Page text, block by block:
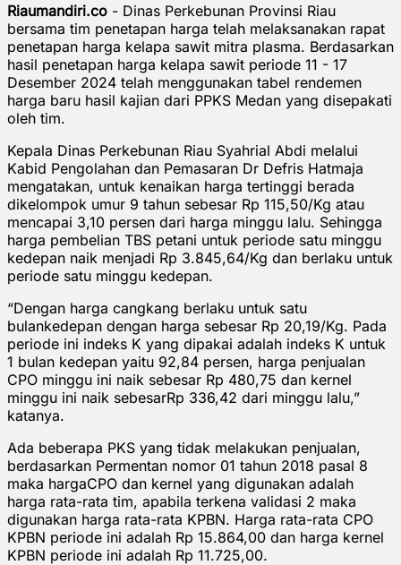
Riaumandiri.co - Dinas Perkebunan Provinsi Riau
bersama tim penetapan harga telah melaksanakan rapat
penetapan harga kelapa sawit mitra plasma. Berdasarkan
hasil penetapan harga kelapa sawit periode 11 - 17
Desember 2024 telah menggunakan tabel rendemen
harga baru hasil kajian dari PPKS Medan yang disepakati
oleh tim.
Kepala Dinas Perkebunan Riau Syahrial Abdi melalui
Kabid Pengolahan dan Pemasaran Dr Defris Hatmaja
mengatakan, untuk kenaikan harga tertinggi berada
dikelompok umur 9 tahun sebesar Rp 115,50/Kg atau
mencapai 3,10 persen dari harga minggu lalu. Sehingga
harga pembelian TBS petani untuk periode satu minggu
kedepan naik menjadi Rp 3.845,64/Kg dan berlaku untuk
periode satu minggu kedepan.
“Dengan harga cangkang berlaku untuk satu
bulankedepan dengan harga sebesar Rp 20,19/Kg. Pada
periode ini indeks K yang dipakai adalah indeks K untuk
1 bulan kedepan yaitu 92,84 persen, harga penjualan
CPO minggu ini naik sebesar Rp 480,75 dan kernel
minggu ini naik sebesarRp 336,42 dari minggu lalu,”
katanya.
Ada beberapa PKS yang tidak melakukan penjualan,
berdasarkan Permentan nomor 01 tahun 2018 pasal 8
maka hargaCPO dan kernel yang digunakan adalah
harga rata-rata tim, apabila terkena validasi 2 maka
digunakan harga rata-rata KPBN. Harga rata-rata CPO
KPBN periode ini adalah Rp 15.864,00 dan harga kernel
KPBN periode ini adalah Rp 11.725,00.